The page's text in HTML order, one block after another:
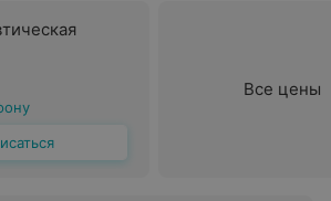
Все цены